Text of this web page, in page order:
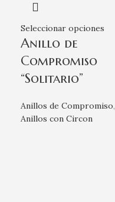
Seleccionar opciones
Anillo de
Compromiso
“Solitario”
Anillos de Compromiso,
Anillos con Circon